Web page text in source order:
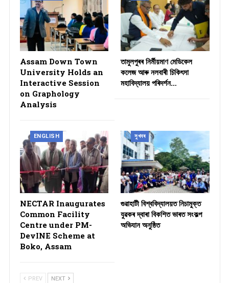
Assam Down Town
University Holds an
Interactive Session
on Graphology
Analysis
তামুলপুৰৰ নিৰ্মীয়মাণ মেডিকেল
কলেজ আৰু নলবাৰী চিকিৎসা
মহাবিদ্যালয় পৰিদৰ্শন…
ENGLISH
NECTAR Inaugurates
Common Facility
Centre under PM-
DevINE Scheme at
Boko, Assam
সুখবৰ
গুৱাহাটী বিশ্ববিদ্যালয়ত নিচামুক্ত
যুৱকৰ দ্বাৰা বিকশিত ভাৰত সংকল্প
অভিযান অনুষ্ঠিত
PREV NEXT